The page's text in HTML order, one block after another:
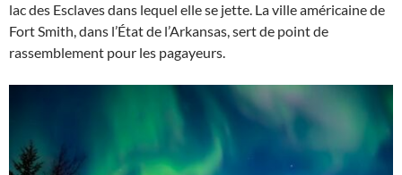
lac des Esclaves dans lequel elle se jette. La ville américaine de
Fort Smith, dans l’État de l’Arkansas, sert de point de
rassemblement pour les pagayeurs.